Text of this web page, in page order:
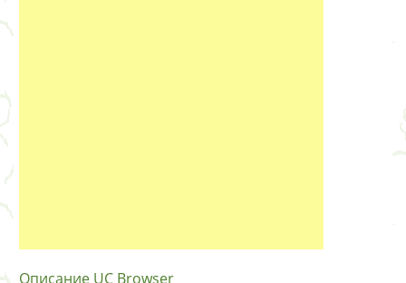
Описание UC Browser